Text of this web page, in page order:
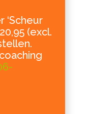
‘Scheur
(excl.